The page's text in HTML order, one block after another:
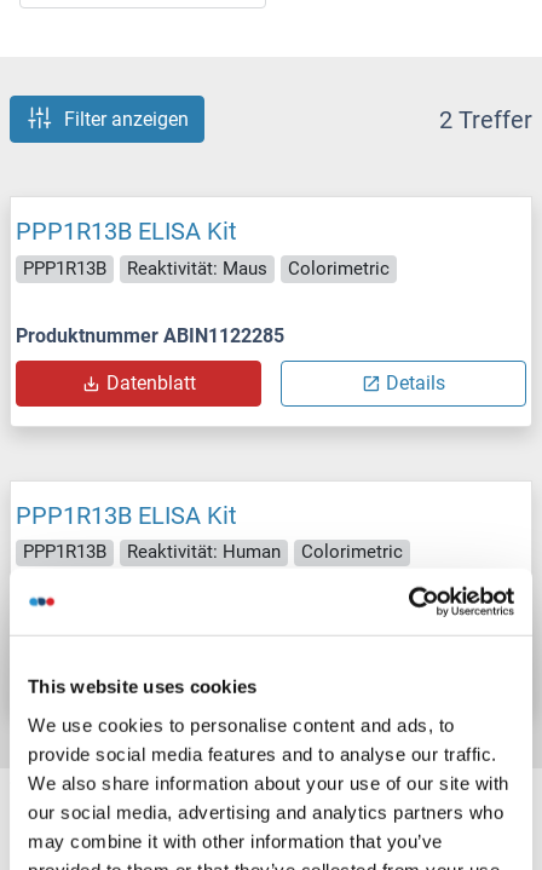
This website uses cookies
We use cookies to personalise content and ads, to
provide social media features and to analyse our traffic.
We also share information about your use of our site with
our social media, advertising and analytics partners who
may combine it with other information that you’ve
Filter anzeigen 2 Treffer
PPP1R13B ELISA Kit
PPP1R13B Reaktivität: Maus Colorimetric
Produktnummer ABIN1122285
Datenblatt Details
PPP1R13B ELISA Kit
PPP1R13B Reaktivität: Human Colorimetric
Target information, Synonyms, Latest
references